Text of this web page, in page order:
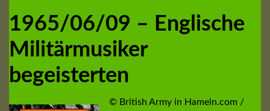
1965/06/09 – Englische
Militärmusiker
begeisterten
© British Army in Hameln.com /